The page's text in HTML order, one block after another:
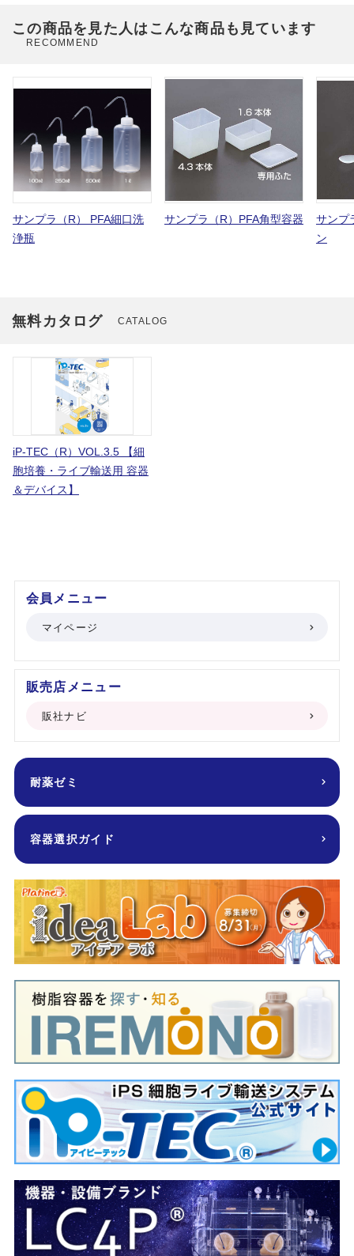
この商品を見た人はこんな商品も見ています
RECOMMEND
サンプラ（R） PFA細口洗
浄瓶
サンプラ（R）PFA角型容器
サンプ
ン
無料カタログ CATALOG
iP-TEC（R）VOL.3.5 【細
胞培養・ライブ輸送用 容器
＆デバイス】
会員メニュー
マイページ
販売店メニュー
販社ナビ
耐薬ゼミ
容器選択ガイド